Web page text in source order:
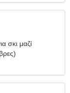
σκι μαζί